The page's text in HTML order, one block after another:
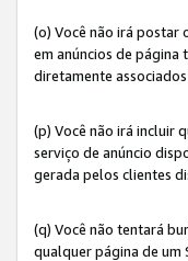
(o) Você não irá postar
em anúncios de
diretamente
(p) Você não irá incluir
serviço de anúncio
gerada pelos clientes
(q) Você não tentará
qualquer página de um